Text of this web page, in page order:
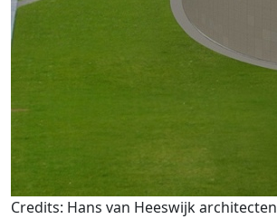
Credits: Hans van Heeswijk architecten